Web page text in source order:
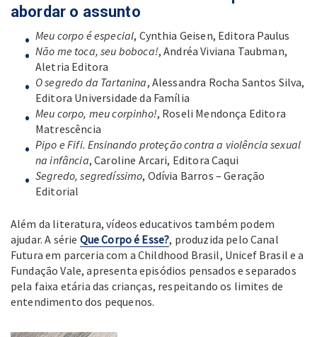
abordar o assunto
Meu corpo é especial, Cynthia Geisen, Editora Paulus
Não me toca, seu boboca!, Andréa Viviana Taubman,
Aletria Editora
O segredo da Tartanina, Alessandra Rocha Santos Silva,
Editora Universidade da Família
Meu corpo, meu corpinho!, Roseli Mendonça Editora
Matrescência
Pipo e Fifi. Ensinando proteção contra a violência sexual
na infância, Caroline Arcari, Editora Caqui
Segredo, segredíssimo, Odívia Barros – Geração
Editorial
Além da literatura, vídeos educativos também podem
ajudar. A série Que Corpo é Esse?, produzida pelo Canal
Futura em parceria com a Childhood Brasil, Unicef Brasil e a
Fundação Vale, apresenta episódios pensados e separados
pela faixa etária das crianças, respeitando os limites de
entendimento dos pequenos.